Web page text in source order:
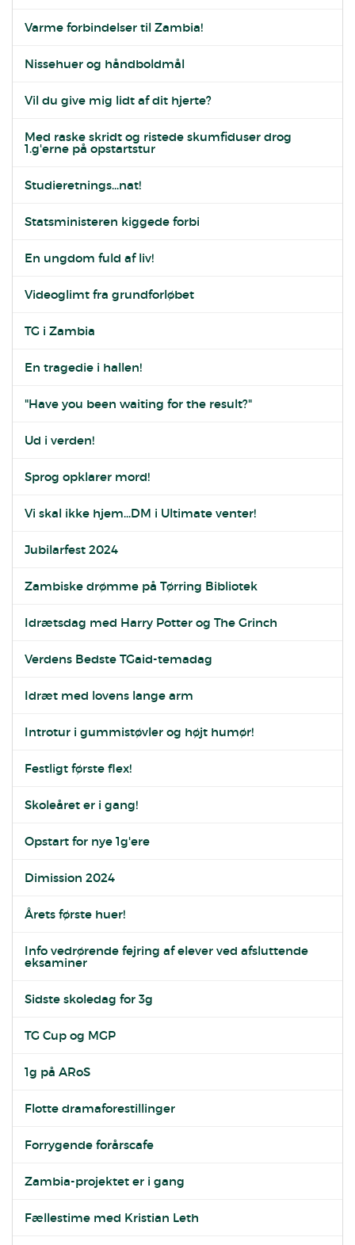
Varme forbindelser til Zambia!
Nissehuer og håndboldmål
Vil du give mig lidt af dit hjerte?
Med raske skridt og ristede skumfiduser drog
1.g'erne på opstartstur
Studieretnings...nat!
Statsministeren kiggede forbi
En ungdom fuld af liv!
Videoglimt fra grundforløbet
TG i Zambia
En tragedie i hallen!
"Have you been waiting for the result?"
Ud i verden!
Sprog opklarer mord!
Vi skal ikke hjem...DM i Ultimate venter!
Jubilarfest 2024
Zambiske drømme på Tørring Bibliotek
Idrætsdag med Harry Potter og The Grinch
Verdens Bedste TGaid-temadag
Idræt med lovens lange arm
Introtur i gummistøvler og højt humør!
Festligt første flex!
Skoleåret er i gang!
Opstart for nye 1g'ere
Dimission 2024
Årets første huer!
Info vedrørende fejring af elever ved afsluttende
eksaminer
Sidste skoledag for 3g
TG Cup og MGP
1g på ARoS
Flotte dramaforestillinger
Forrygende forårscafe
Zambia-projektet er i gang
Fællestime med Kristian Leth